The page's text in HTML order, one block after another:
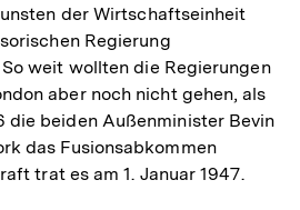
der Wirtschaftseinheit
Regierung
weit wollten die Regierungen
aber noch nicht gehen, als
die beiden Außenminister Bevin
das Fusionsabkommen
trat es am 1. Januar 1947.